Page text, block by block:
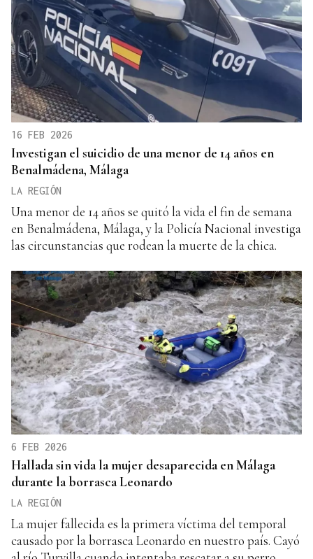
16 FEB 2026
Investigan el suicidio de una menor de 14 años en
Benalmádena, Málaga
LA REGIÓN
Una menor de 14 años se quitó la vida el fin de semana
en Benalmádena, Málaga, y la Policía Nacional investiga
las circunstancias que rodean la muerte de la chica.
6 FEB 2026
Hallada sin vida la mujer desaparecida en Málaga
durante la borrasca Leonardo
LA REGIÓN
La mujer fallecida es la primera víctima del temporal
causado por la borrasca Leonardo en nuestro país. Cayó